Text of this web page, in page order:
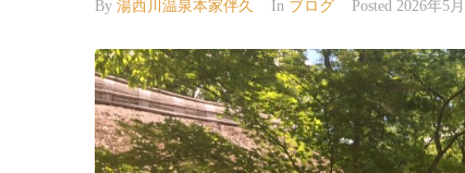
By 湯西川温泉本家伴久 In ブログ Posted 2026年5